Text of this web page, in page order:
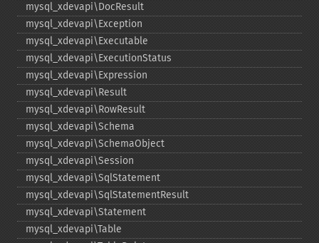
mysql_​xdevapi\DocResult
mysql_​xdevapi\Exception
mysql_​xdevapi\Executable
mysql_​xdevapi\ExecutionStatus
mysql_​xdevapi\Expression
mysql_​xdevapi\Result
mysql_​xdevapi\RowResult
mysql_​xdevapi\Schema
mysql_​xdevapi\SchemaObject
mysql_​xdevapi\Session
mysql_​xdevapi\SqlStatement
mysql_​xdevapi\SqlStatementResult
mysql_​xdevapi\Statement
mysql_​xdevapi\Table